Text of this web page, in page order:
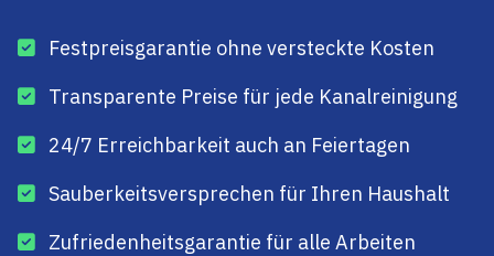
Festpreisgarantie ohne versteckte Kosten
Transparente Preise für jede Kanalreinigung
24/7 Erreichbarkeit auch an Feiertagen
Sauberkeitsversprechen für Ihren Haushalt
Zufriedenheitsgarantie für alle Arbeiten